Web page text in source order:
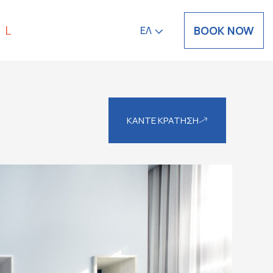
ΕΛ BOOK NOW
ΚΑΝΤΕ ΚΡΑΤΗΣΗ